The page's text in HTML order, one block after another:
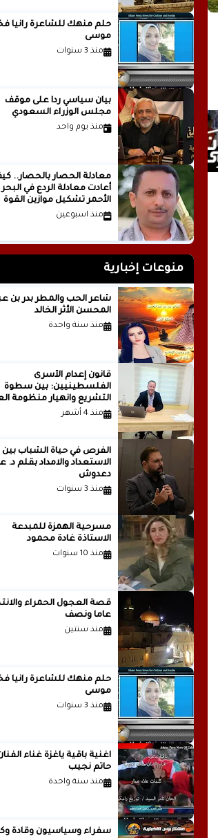
حلم منهك للشاعرة
موسى
منذ 3 سنوات
بيان سياسي رداً على موقف
مجلس الوزراء السعودي
منذ يوم واحد
معادلة الحصار بالحصار..
أعادت معادلة الردع في البحر
الأحمر تشكيل موازين القوة
الإقليمية؟الكاتب والباحث
منذ اسبوعين
منوعات إخبارية
شاعر الحب والمطر بدر
المحسن الأثر الخالد
منذ سنة واحدة
قانون إعدام الأسرى
الفلسطينيين: بين سطوة
التشريع وانهيار منظومة
الدولية...بقلم الدكتور وسيم
منذ 4 أشهر
الفرص في حياة الشباب بين
الاستعداد والامداد
دعدوش
منذ 3 سنوات
مسرحية الهمزة للمبدعة
الاستاذة غادة محمود
منذ 10 سنوات
قصة العجول الحمراء
عاما ونصف
منذ سنتين
حلم منهك للشاعرة
موسى
منذ 3 سنوات
اغنية باقية ياغزة غناء
حاتم نجيب
منذ سنة واحدة
سفراء وسياسيون وقادة